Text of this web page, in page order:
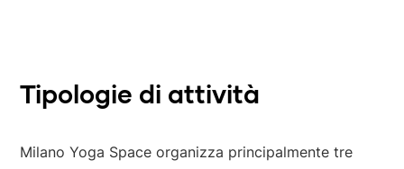
Tipologie di attività
Milano Yoga Space organizza principalmente tre